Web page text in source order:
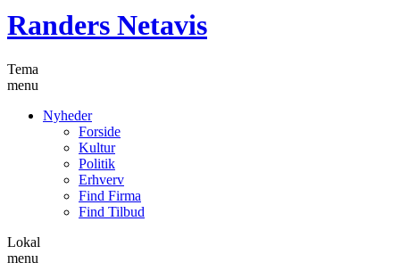
Randers Netavis
Tema
menu
Nyheder
Forside
Kultur
Politik
Erhverv
Find Firma
Find Tilbud
Lokal
menu